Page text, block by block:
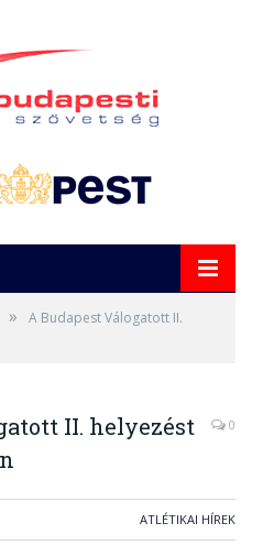
»
A Budapest Válogatott II.
II. helyezést
0
ATLÉTIKAI HÍREK